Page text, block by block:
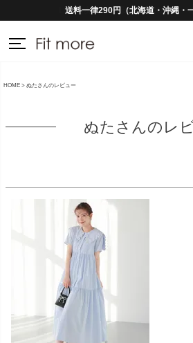
送料一律290円（北海道・沖縄・
HOME ぬたさんのレビュー
ぬたさんのレ